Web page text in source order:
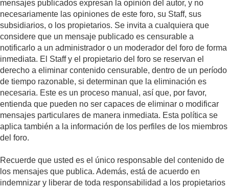
mensajes publicados expresan la opinión del autor, y no
necesariamente las opiniones de este foro, su Staff, sus
subsidiarios, o los propietarios. Se invita a cualquiera que
considere que un mensaje publicado es censurable a
notificarlo a un administrador o un moderador del foro de forma
inmediata. El Staff y el propietario del foro se reservan el
derecho a eliminar contenido censurable, dentro de un período
de tiempo razonable, si determinan que la eliminación es
necesaria. Este es un proceso manual, así que, por favor,
entienda que pueden no ser capaces de eliminar o modificar
mensajes particulares de manera inmediata. Esta política se
aplica también a la información de los perfiles de los miembros
del foro.
Recuerde que usted es el único responsable del contenido de
los mensajes que publica. Además, está de acuerdo en
indemnizar y liberar de toda responsabilidad a los propietarios